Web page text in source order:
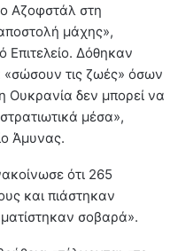
Αζοφστάλ στη
μάχης»,
Επιτελείο. Δόθηκαν
«σώσουν τις ζωές» όσων
Ουκρανία δεν μπορεί να
μέσα»,
Άμυνας.
ότι 265
και πιάστηκαν
σοβαρά».